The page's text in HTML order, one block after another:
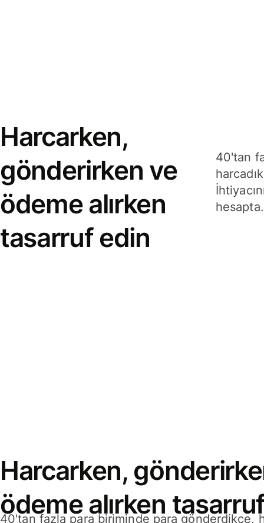
Harcarken,
gönderirken ve
ödeme alırken
tasarruf edin
40'tan
hesapta.
Harcarken,
ödeme alırken
40'tan fazla para biriminde para gönderdikçe,